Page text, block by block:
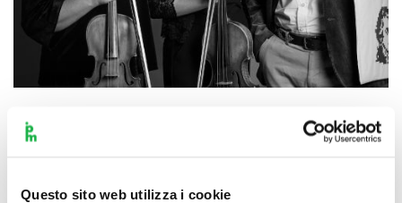
Questo sito web utilizza i cookie